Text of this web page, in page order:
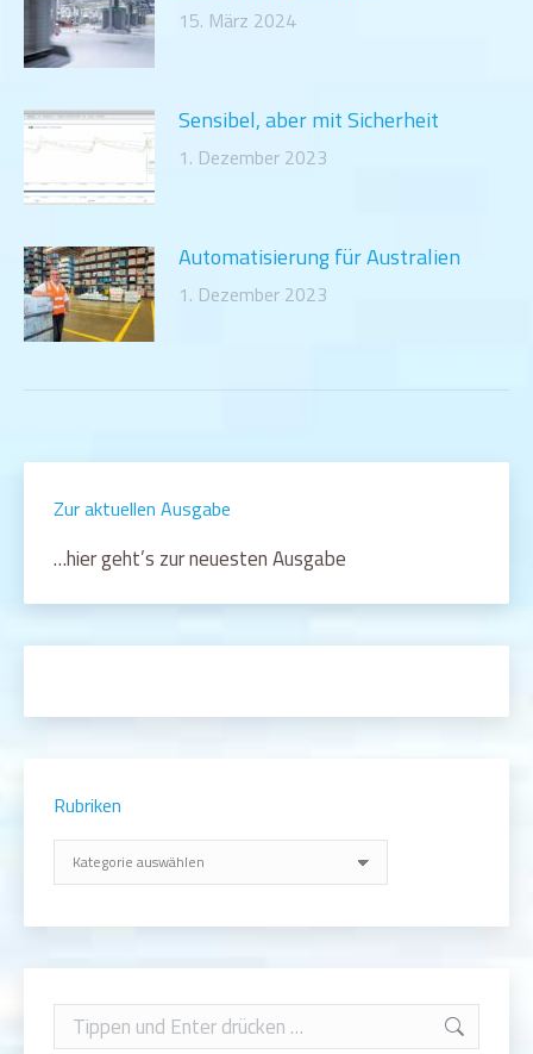
15. März 2024
Sensibel, aber mit Sicherheit
1. Dezember 2023
Automatisierung für Australien
1. Dezember 2023
Zur aktuellen Ausgabe
…hier geht’s zur neuesten Ausgabe
Rubriken
Rubriken
Search: